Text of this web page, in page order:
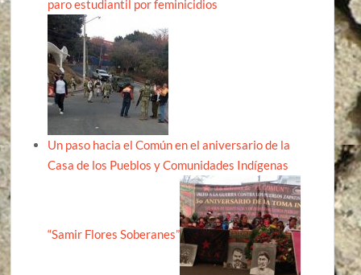
paro estudiantil por feminicidios
Un paso hacia el Común en el aniversario de la
Casa de los Pueblos y Comunidades Indígenas
“Samir Flores Soberanes”